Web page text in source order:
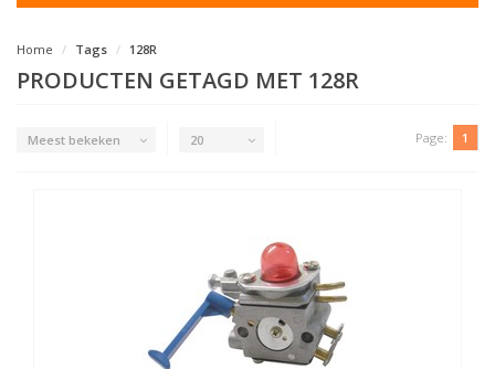
Home Tags 128R
PRODUCTEN GETAGD MET 128R
Meest bekeken 20 Page: 1